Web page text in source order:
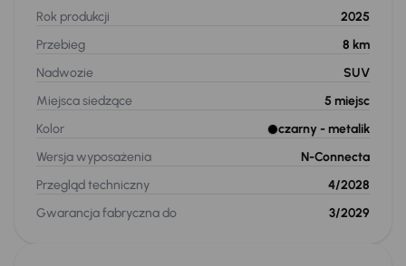
Rok produkcji
2025
Przebieg
8 km
Nadwozie
SUV
Miejsca siedzące
5 miejsc
Kolor
czarny - metalik
Wersja wyposażenia
N-Connecta
Przegląd techniczny
4/2028
Gwarancja fabryczna do
3/2029